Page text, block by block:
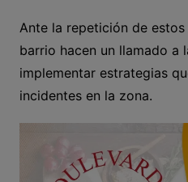
Ante la repetición de
barrio hacen un llamado a
implementar estrategias
incidentes en la zona.